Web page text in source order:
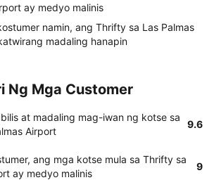
ay medyo malinis
namin, ang Thrifty sa Las Palmas
madaling hanapin
Ng Mga Customer
at madaling mag-iwan ng kotse sa
Airport
9.6
ang mga kotse mula sa Thrifty sa
ay medyo malinis
9